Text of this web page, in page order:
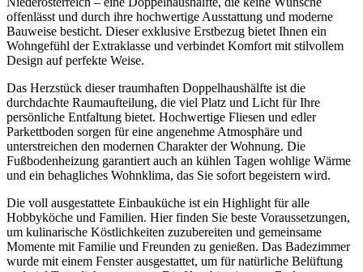
offenlässt und durch ihre hochwertige Ausstattung und moderne
Bauweise besticht. Dieser exklusive Erstbezug bietet Ihnen ein
Wohngefühl der Extraklasse und verbindet Komfort mit stilvollem
Design auf perfekte Weise.
Das Herzstück dieser traumhaften Doppelhaushälfte ist die
durchdachte Raumaufteilung, die viel Platz und Licht für Ihre
persönliche Entfaltung bietet. Hochwertige Fliesen und edler
Parkettboden sorgen für eine angenehme Atmosphäre und
unterstreichen den modernen Charakter der Wohnung. Die
Fußbodenheizung garantiert auch an kühlen Tagen wohlige Wärme
und ein behagliches Wohnklima, das Sie sofort begeistern wird.
Die voll ausgestattete Einbauküche ist ein Highlight für alle
Hobbyköche und Familien. Hier finden Sie beste Voraussetzungen,
um kulinarische Köstlichkeiten zuzubereiten und gemeinsame
Momente mit Familie und Freunden zu genießen. Das Badezimmer
wurde mit einem Fenster ausgestattet, um für natürliche Belüftung